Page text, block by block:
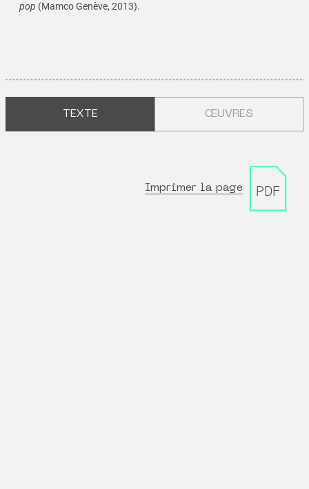
TEXTE ŒUVRES
pop (Mamco Genève, 2013).
Imprimer la page PDF